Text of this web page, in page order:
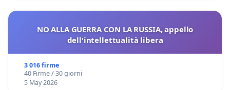
NO ALLA GUERRA CON LA RUSSIA, appello
dell'intellettualità libera
3 016 firme
40 Firme / 30 giorni
5 May 2026